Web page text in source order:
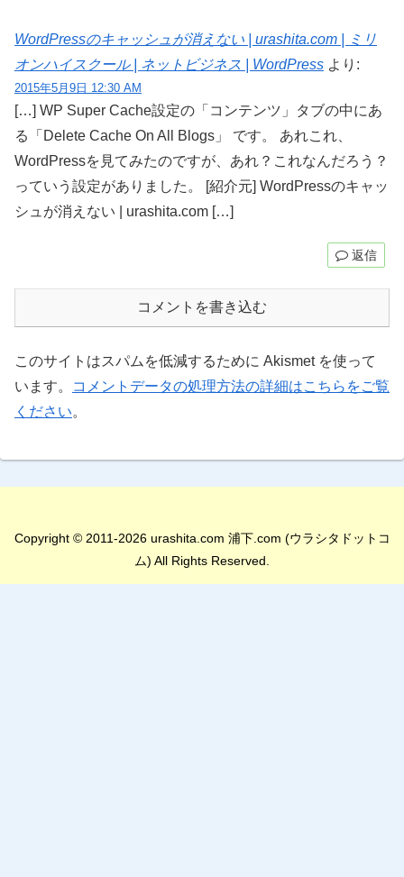
WordPressのキャッシュが消えない | urashita.com | ミリ
オンハイスクール | ネットビジネス | WordPress より:
2015年5月9日 12:30 AM
[…] WP Super Cache設定の「コンテンツ」タブの中にあ
る「Delete Cache On All Blogs」 です。 あれこれ、
WordPressを見てみたのですが、あれ？これなんだろう？
っていう設定がありました。 [紹介元] WordPressのキャッ
シュが消えない | urashita.com […]
返信
コメントを書き込む
このサイトはスパムを低減するために Akismet を使って
います。
コメントデータの処理方法の詳細はこちらをご覧
ください。
Copyright © 2011-2026 urashita.com 浦下.com (ウラシタドットコ
ム) All Rights Reserved.